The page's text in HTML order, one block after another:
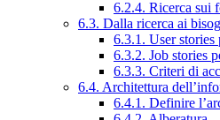
6.2.4. Ricerca sui
6.3. Dalla ricerca ai
6.3.1. User
6.3.2. Job stories
6.3.3. Criteri di
6.4. Architettura
6.4.1. Definire